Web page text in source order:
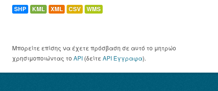
SHP KML XML CSV WMS
Μπορείτε επίσης να έχετε πρόσβαση σε αυτό το μητρώο
χρησιμοποιώντας το API (δείτε API Έγγραφα).